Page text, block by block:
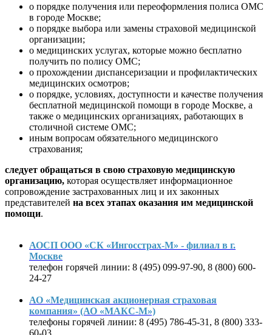
о порядке получения или переоформления полиса ОМС
в городе Москве;
о порядке выбора или замены страховой медицинской
организации;
о медицинских услугах, которые можно бесплатно
получить по полису ОМС;
о прохождении диспансеризации и профилактических
медицинских осмотров;
о порядке, условиях, доступности и качестве получения
бесплатной медицинской помощи в городе Москве, а
также о медицинских организациях, работающих в
столичной системе ОМС;
иным вопросам обязательного медицинского
страхования;
следует обращаться в свою страховую медицинскую
организацию, которая осуществляет информационное
сопровождение застрахованных лиц и их законных
представителей на всех этапах оказания им медицинской
помощи.
АОСП ООО «СК «Ингосстрах-М» - филиал в г.
Москве
телефон горячей линии: 8 (495) 099-97-90, 8 (800) 600-
24-27
АО «Медицинская акционерная страховая
компания» (АО «МАКС-М»)
телефоны горячей линии: 8 (495) 786-45-31, 8 (800) 333-
60-03